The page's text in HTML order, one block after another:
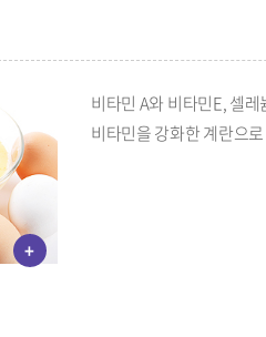
+
비타민 A와 비타민E, 셀
비타민을 강화한 계란으